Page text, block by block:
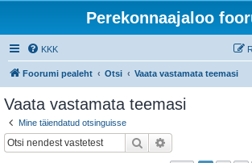
Perekonnaajaloo
KKK
Foorumi pealeht Otsi Vaata vastamata teemasi
Vaata vastamata teemasi
Mine täiendatud otsinguisse
Otsi